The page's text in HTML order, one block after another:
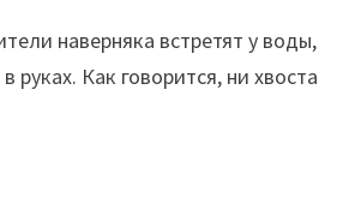
наверняка встретят у воды,
руках. Как говорится, ни хвоста